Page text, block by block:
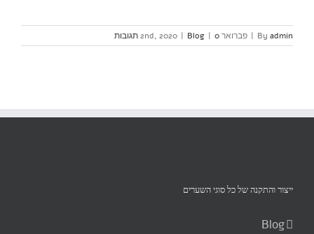
By admin
| פברואר 2nd, 2020 | Blog | 0 תגובות
ייצור והתקנה של כל סוגי השערים‏
Blog